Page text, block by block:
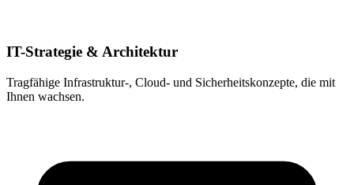
IT-Strategie & Architektur
Tragfähige Infrastruktur-, Cloud- und Sicherheitskonzepte, die mit
Ihnen wachsen.